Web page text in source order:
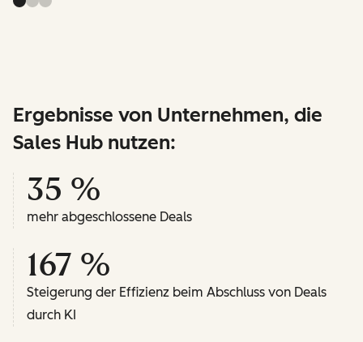
Ergebnisse von Unternehmen, die
Sales Hub nutzen:
35 %
mehr abgeschlossene Deals
167 %
Steigerung der Effizienz beim Abschluss von Deals
durch KI